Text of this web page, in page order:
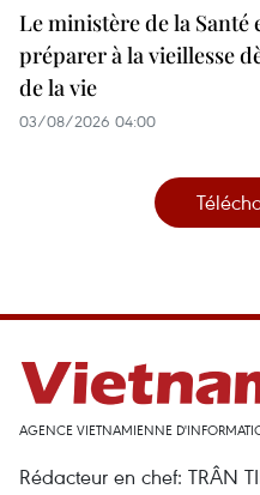
Le ministère de la Santé
préparer à la vieillesse
de la vie
03/08/2026 04:00
AGENCE VIETNAMIENNE
Rédacteur en chef: TRÂN